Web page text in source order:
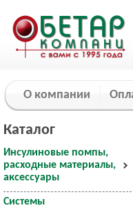
О компании
Каталог
Инсулиновые помпы,
расходные материалы,
аксессуары
Системы